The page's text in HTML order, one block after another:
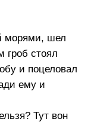
морями, шел
гроб стоял
и поцеловал
ему и
Тут вон